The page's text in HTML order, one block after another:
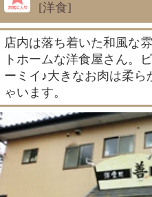
[洋食]
店内は落ち着いた和風な
トホームな洋食屋さん。
ーミイ♪大きなお肉は柔
ゃいます。